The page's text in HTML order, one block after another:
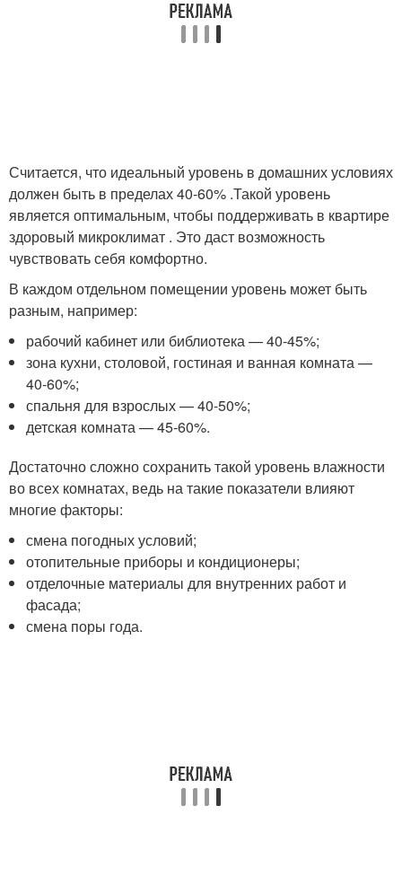
Считается, что идеальный уровень в домашних условиях
должен быть в пределах 40-60% .Такой уровень
является оптимальным, чтобы поддерживать в квартире
здоровый микроклимат . Это даст возможность
чувствовать себя комфортно.
В каждом отдельном помещении уровень может быть
разным, например:
рабочий кабинет или библиотека — 40-45%;
зона кухни, столовой, гостиная и ванная комната —
40-60%;
спальня для взрослых — 40-50%;
детская комната — 45-60%.
Достаточно сложно сохранить такой уровень влажности
во всех комнатах, ведь на такие показатели влияют
многие факторы:
смена погодных условий;
отопительные приборы и кондиционеры;
отделочные материалы для внутренних работ и
фасада;
смена поры года.